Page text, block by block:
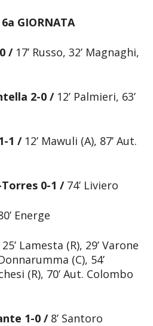
GIORNATA
/ 17’ Russo, 32’ Magnaghi,
2-0 / 12’ Palmieri, 63’
1 / 12’ Mawuli (A), 87’ Aut.
0-1 / 74’ Liviero
Energe
25’ Lamesta (R), 29’ Varone
(C), 54’
(R), 70’ Aut. Colombo
1-0 / 8’ Santoro